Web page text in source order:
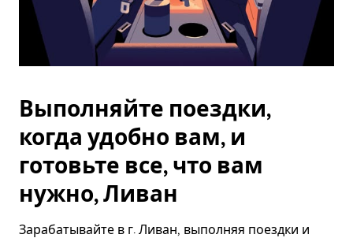
Выполняйте поездки,
когда удобно вам, и
готовьте все, что вам
нужно, Ливан
Зарабатывайте в г. Ливан, выполняя поездки и